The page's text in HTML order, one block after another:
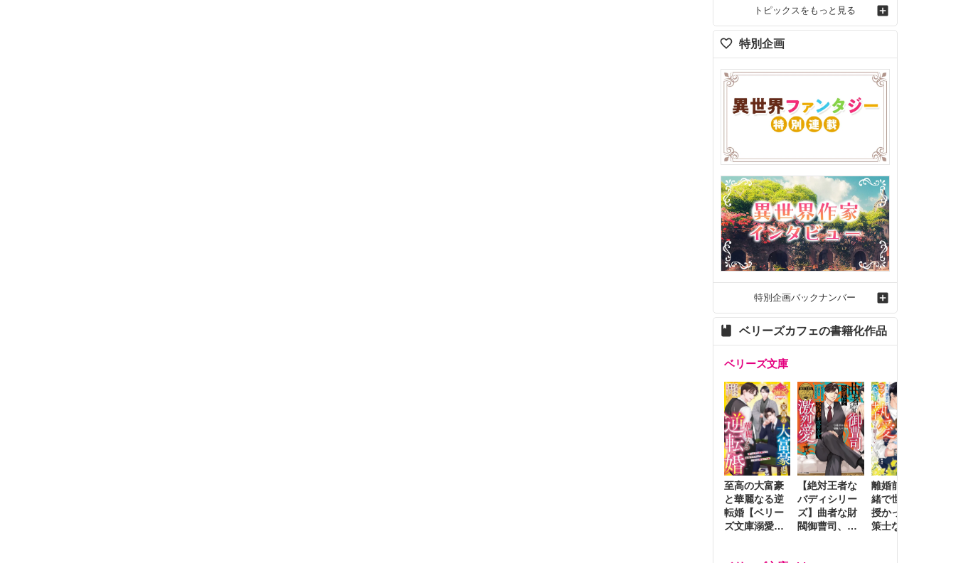
トピックスをもっと見る
特別企画
特別企画バックナンバー
ベリーズカフェの書籍化作品
ベリーズ文庫
至高の大富豪
と華麗なる逆
転婚【ベリー
ズ文庫溺愛ア
【絶対王者な
バディシリー
ズ】曲者な財
閥御曹司、笑
離婚前夜に内
緒で世継ぎを
授かったら～
策士な御曹司